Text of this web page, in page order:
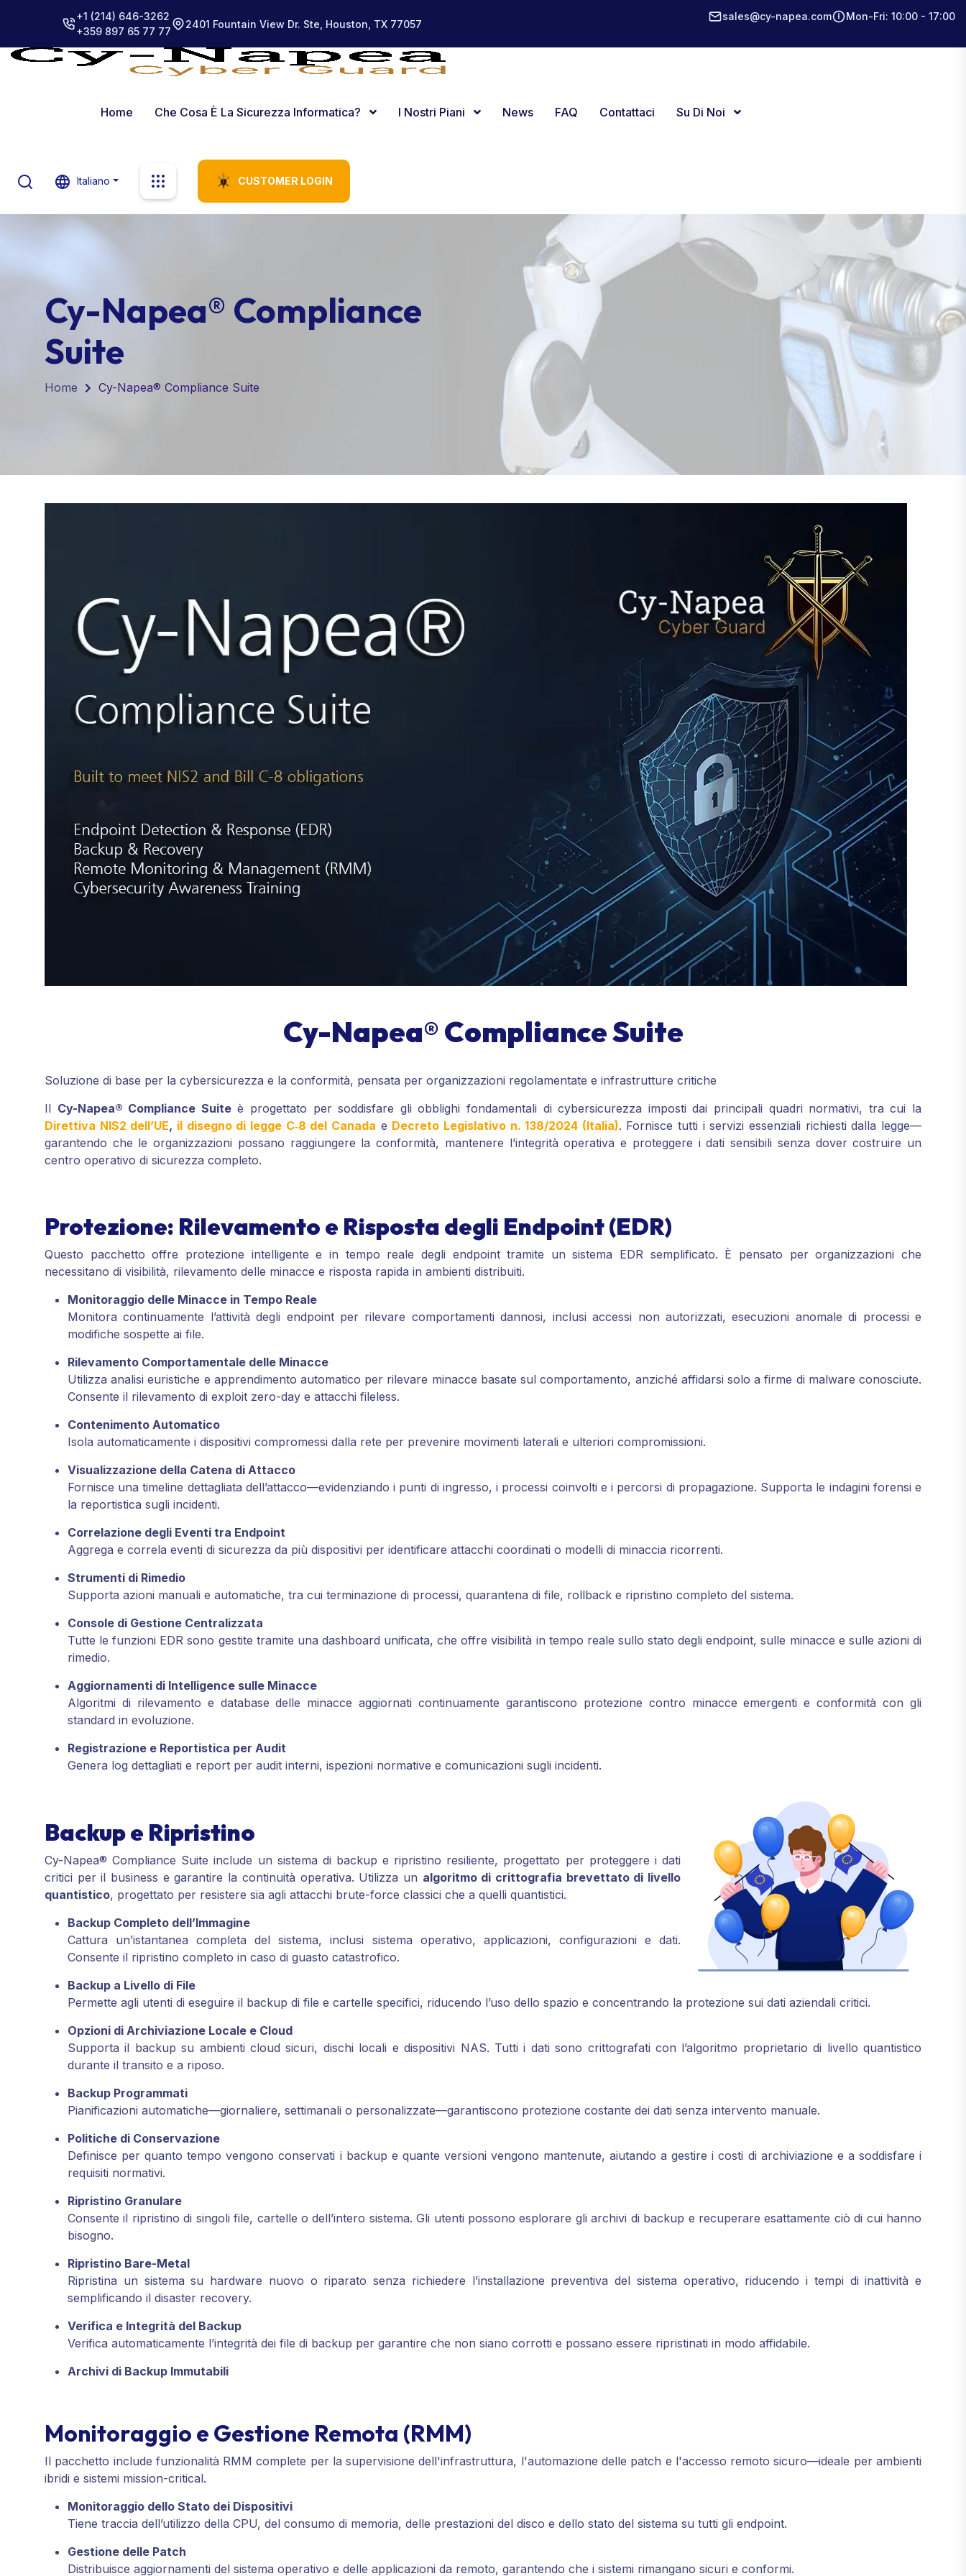
+1 (214) 646-3262
+359 897 65 77 77
2401 Fountain View Dr. Ste, Houston, TX 77057
sales@cy-napea.com Mon-Fri: 10:00 - 17:00
Home Che Cosa È La Sicurezza Informatica? I Nostri Piani News FAQ Contattaci Su Di Noi
Italiano CUSTOMER LOGIN
Cy-Napea® Compliance
Suite
Home Cy-Napea® Compliance Suite
Cy-Napea® Compliance Suite
Soluzione di base per la cybersicurezza e la conformità, pensata per organizzazioni regolamentate e infrastrutture critiche
Il Cy-Napea® Compliance Suiteè progettato per soddisfare gli obblighi fondamentali di cybersicurezza imposti dai principali quadri normativi, tra cui la
Direttiva NIS2 dell’UE, il disegno di legge C‑8 del Canada e Decreto Legislativo n. 138/2024 (Italia). Fornisce tutti i servizi essenziali richiesti dalla legge—
garantendo che le organizzazioni possano raggiungere la conformità, mantenere l’integrità operativa e proteggere i dati sensibili senza dover costruire un
centro operativo di sicurezza completo.
Protezione: Rilevamento e Risposta degli Endpoint (EDR)
Questo pacchetto offre protezione intelligente e in tempo reale degli endpoint tramite un sistema EDR semplificato. È pensato per organizzazioni che
necessitano di visibilità, rilevamento delle minacce e risposta rapida in ambienti distribuiti.
Monitoraggio delle Minacce in Tempo Reale
Monitora continuamente l’attività degli endpoint per rilevare comportamenti dannosi, inclusi accessi non autorizzati, esecuzioni anomale di processi e
modifiche sospette ai file.
Rilevamento Comportamentale delle Minacce
Utilizza analisi euristiche e apprendimento automatico per rilevare minacce basate sul comportamento, anziché affidarsi solo a firme di malware conosciute.
Consente il rilevamento di exploit zero-day e attacchi fileless.
Contenimento Automatico
Isola automaticamente i dispositivi compromessi dalla rete per prevenire movimenti laterali e ulteriori compromissioni.
Visualizzazione della Catena di Attacco
Fornisce una timeline dettagliata dell’attacco—evidenziando i punti di ingresso, i processi coinvolti e i percorsi di propagazione. Supporta le indagini forensi e
la reportistica sugli incidenti.
Correlazione degli Eventi tra Endpoint
Aggrega e correla eventi di sicurezza da più dispositivi per identificare attacchi coordinati o modelli di minaccia ricorrenti.
Strumenti di Rimedio
Supporta azioni manuali e automatiche, tra cui terminazione di processi, quarantena di file, rollback e ripristino completo del sistema.
Console di Gestione Centralizzata
Tutte le funzioni EDR sono gestite tramite una dashboard unificata, che offre visibilità in tempo reale sullo stato degli endpoint, sulle minacce e sulle azioni di
rimedio.
Aggiornamenti di Intelligence sulle Minacce
Algoritmi di rilevamento e database delle minacce aggiornati continuamente garantiscono protezione contro minacce emergenti e conformità con gli
standard in evoluzione.
Registrazione e Reportistica per Audit
Genera log dettagliati e report per audit interni, ispezioni normative e comunicazioni sugli incidenti.
Backup e Ripristino
Cy-Napea® Compliance Suite include un sistema di backup e ripristino resiliente, progettato per proteggere i dati
critici per il business e garantire la continuità operativa. Utilizza un algoritmo di crittografia brevettato di livello
quantistico, progettato per resistere sia agli attacchi brute-force classici che a quelli quantistici.
Backup Completo dell’Immagine
Cattura un’istantanea completa del sistema, inclusi sistema operativo, applicazioni, configurazioni e dati.
Consente il ripristino completo in caso di guasto catastrofico.
Backup a Livello di File
Permette agli utenti di eseguire il backup di file e cartelle specifici, riducendo l’uso dello spazio e concentrando la protezione sui dati aziendali critici.
Opzioni di Archiviazione Locale e Cloud
Supporta il backup su ambienti cloud sicuri, dischi locali e dispositivi NAS. Tutti i dati sono crittografati con l’algoritmo proprietario di livello quantistico
durante il transito e a riposo.
Backup Programmati
Pianificazioni automatiche—giornaliere, settimanali o personalizzate—garantiscono protezione costante dei dati senza intervento manuale.
Politiche di Conservazione
Definisce per quanto tempo vengono conservati i backup e quante versioni vengono mantenute, aiutando a gestire i costi di archiviazione e a soddisfare i
requisiti normativi.
Ripristino Granulare
Consente il ripristino di singoli file, cartelle o dell’intero sistema. Gli utenti possono esplorare gli archivi di backup e recuperare esattamente ciò di cui hanno
bisogno.
Ripristino Bare-Metal
Ripristina un sistema su hardware nuovo o riparato senza richiedere l’installazione preventiva del sistema operativo, riducendo i tempi di inattività e
semplificando il disaster recovery.
Verifica e Integrità del Backup
Verifica automaticamente l’integrità dei file di backup per garantire che non siano corrotti e possano essere ripristinati in modo affidabile.
Archivi di Backup Immutabili
Monitoraggio e Gestione Remota (RMM)
Il pacchetto include funzionalità RMM complete per la supervisione dell'infrastruttura, l'automazione delle patch e l'accesso remoto sicuro—ideale per ambienti
ibridi e sistemi mission-critical.
Monitoraggio dello Stato dei Dispositivi
Tiene traccia dell’utilizzo della CPU, del consumo di memoria, delle prestazioni del disco e dello stato del sistema su tutti gli endpoint.
Gestione delle Patch
Distribuisce aggiornamenti del sistema operativo e delle applicazioni da remoto, garantendo che i sistemi rimangano sicuri e conformi.